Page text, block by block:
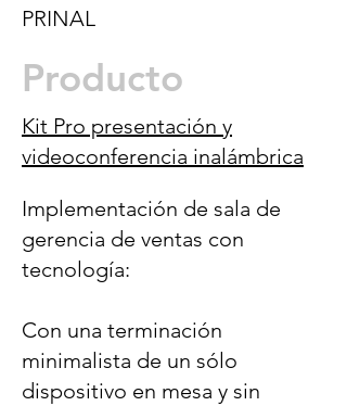
PRINAL
Producto
Kit Pro presentación y
videoconferencia inalámbrica
Implementación de sala de
gerencia de ventas con
tecnología:
Con una terminación
minimalista de un sólo
dispositivo en mesa y sin